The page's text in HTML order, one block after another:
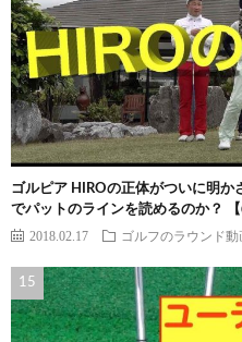
ゴルピア HIROの正体がついに明
でパットのラインを読めるのか？
2018.02.17 ゴルフのラウンド動